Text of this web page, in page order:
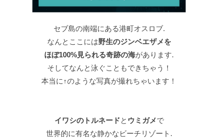
セブ島の南端にある港町オスロブ.
なんとここには野生のジンベエザメを
ほぼ100%見られる奇跡の海があります.
そしてなんと泳ぐこともできちゃう！
本当に↑のような写真が撮れちゃいます！
イワシのトルネードと ウミガメで
世界的に有名な静かなビーチリゾート.